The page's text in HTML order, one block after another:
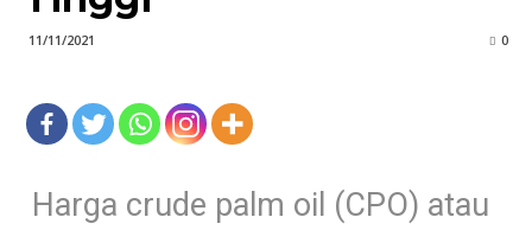
11/11/2021 0
Harga crude palm oil (CPO) atau